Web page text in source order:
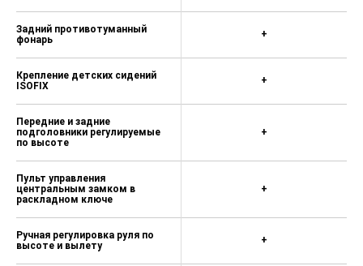
Задний противотуманный
фонарь
Крепление детских сидений
ISOFIX
Передние и задние
подголовники регулируемые
по высоте
Пульт управления
центральным замком в
раскладном ключе
Ручная регулировка руля по
высоте и вылету
+
+
+
+
+